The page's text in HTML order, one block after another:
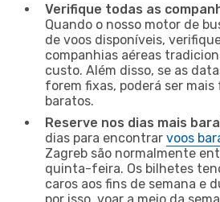
Verifique todas as
Quando o nosso motor de
de voos disponíveis,
companhias aéreas
custo. Além disso, se as
forem fixas, poderá ser
baratos.
Reserve nos dias mais
dias para encontrar voos
Zagreb são normalmente
quinta-feira. Os bilhetes
caros aos fins de semana e